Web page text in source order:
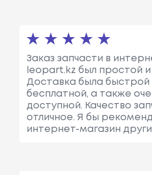
Заказ запчасти в
leopart.kz был простой
Доставка была быстрой
бесплатной, а также
доступной. Качество
отличное. Я бы
интернет-магазин